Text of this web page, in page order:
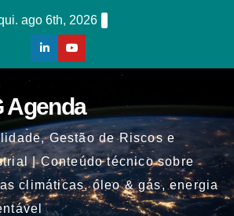
ago 6th, 2026
Agenda
Gestão de Riscos e
| Conteúdo técnico sobre
climáticas, óleo & gás, energia